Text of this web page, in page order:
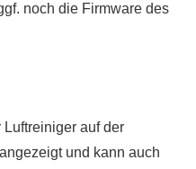
noch die Firmware des
auf der
und kann auch